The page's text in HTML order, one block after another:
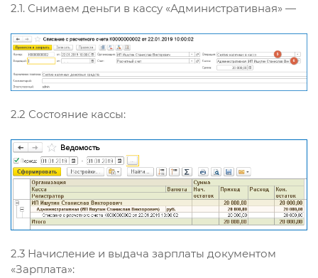
2.1. Снимаем деньги в кассу «Административная» —
2.2 Состояние кассы:
2.3 Начисление и выдача зарплаты документом
«Зарплата»: